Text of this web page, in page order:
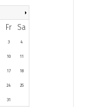
Fr Sa
3 4
10 11
17 18
24 25
31